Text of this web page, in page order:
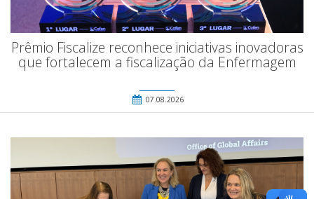
Prêmio Fiscalize reconhece iniciativas inovadoras
que fortalecem a fiscalização da Enfermagem
07.08.2026